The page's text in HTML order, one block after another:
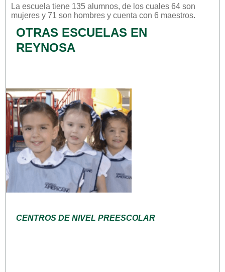
La escuela tiene 135 alumnos, de los cuales 64 son
mujeres y 71 son hombres y cuenta con 6 maestros.
OTRAS ESCUELAS EN
REYNOSA
CENTROS DE NIVEL PREESCOLAR